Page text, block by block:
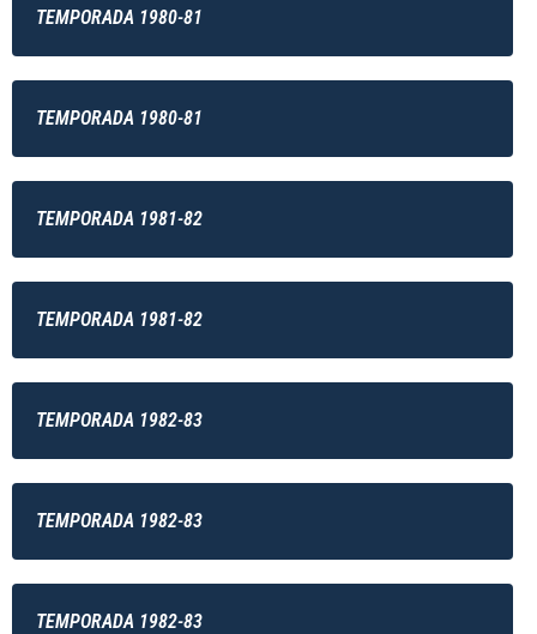
TEMPORADA 1980-81
TEMPORADA 1980-81
TEMPORADA 1981-82
TEMPORADA 1981-82
TEMPORADA 1982-83
TEMPORADA 1982-83
TEMPORADA 1982-83